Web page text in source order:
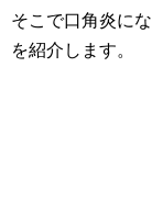
そこで口角炎に
を紹介します。